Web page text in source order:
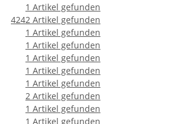
1 Artikel gefunden
4242 Artikel gefunden
1 Artikel gefunden
1 Artikel gefunden
1 Artikel gefunden
1 Artikel gefunden
1 Artikel gefunden
2 Artikel gefunden
1 Artikel gefunden
1 Artikel gefunden